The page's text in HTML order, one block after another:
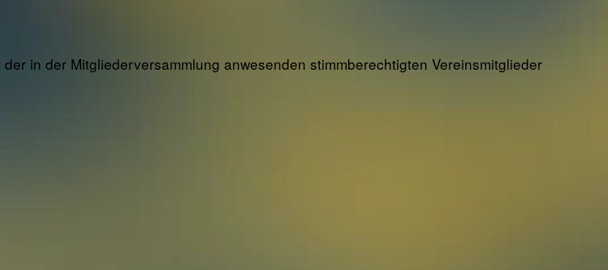
in der Mitgliederversammlung anwesenden stimmberechtigten Vereinsmitglieder